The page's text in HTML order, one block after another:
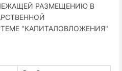
РАЗМЕЩЕНИЮ В
"КАПИТАЛОВЛОЖЕНИЯ"